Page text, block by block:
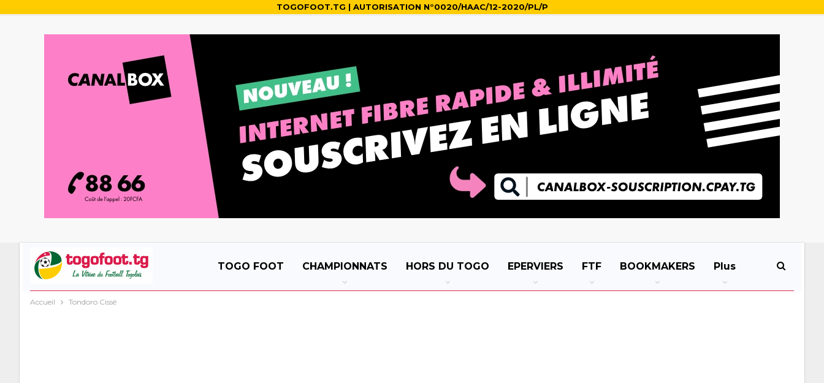
TOGOFOOT.TG | AUTORISATION N°0020/HAAC/12-2020/PL/P
TOGO FOOT CHAMPIONNATS HORS DU TOGO EPERVIERS FTF BOOKMAKERS Plus
Accueil Tondoro Cissé